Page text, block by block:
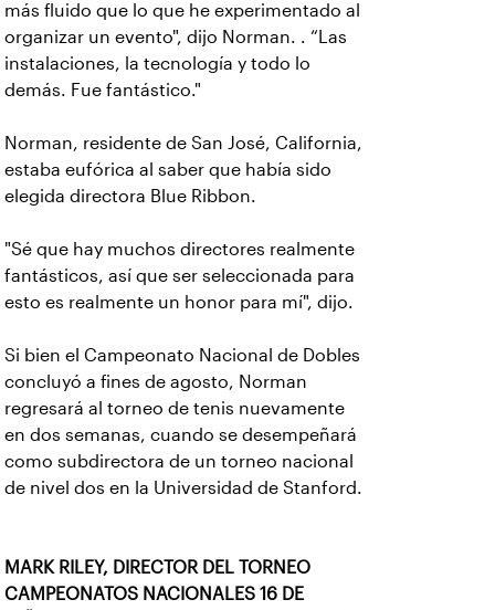
más fluido que lo que he experimentado al
organizar un evento", dijo Norman. . “Las
instalaciones, la tecnología y todo lo
demás. Fue fantástico."
Norman, residente de San José, California,
estaba eufórica al saber que había sido
elegida directora Blue Ribbon.
"Sé que hay muchos directores realmente
fantásticos, así que ser seleccionada para
esto es realmente un honor para mí", dijo.
Si bien el Campeonato Nacional de Dobles
concluyó a fines de agosto, Norman
regresará al torneo de tenis nuevamente
en dos semanas, cuando se desempeñará
como subdirectora de un torneo nacional
de nivel dos en la Universidad de Stanford.
MARK RILEY, DIRECTOR DEL TORNEO
CAMPEONATOS NACIONALES 16 DE